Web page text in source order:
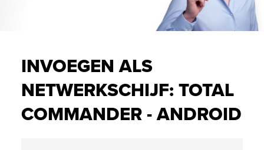
INVOEGEN ALS
NETWERKSCHIJF: TOTAL
COMMANDER - ANDROID